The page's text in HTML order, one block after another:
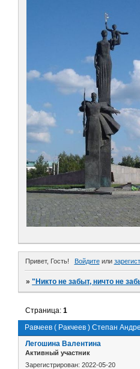
Привет, Гость! Войдитеили
»"Никто не забыт, ничто не
Равчеев ( Ракчеев ) Степан
Страница:1
Легошина Валентина
Активный участник
Зарегистрирован: 2022-05-20